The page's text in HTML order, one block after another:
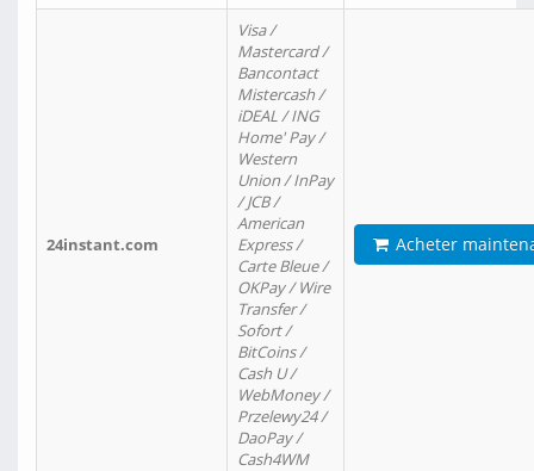
24instant.com
Visa /
Mastercard /
Bancontact
Mistercash /
iDEAL / ING
Home' Pay /
Western
Union / InPay
/ JCB /
American
Express /
Carte Bleue /
OKPay / Wire
Transfer /
Sofort /
BitCoins /
Cash U /
WebMoney /
Przelewy24 /
DaoPay /
Cash4WM
Acheter